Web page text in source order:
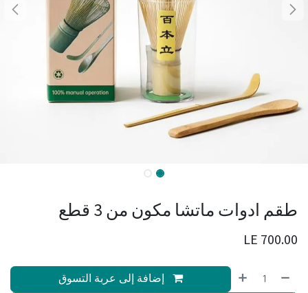
طقم ادوات ماتشا مكون من 3 قطع
700.00
إضافة إلى عربة التسوق